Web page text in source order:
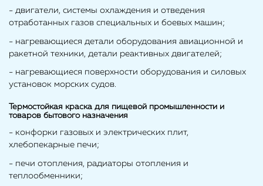
- двигатели, системы охлаждения и отведения
отработанных газов специальных и боевых машин;
- нагревающиеся детали оборудования авиационной и
ракетной техники, детали реактивных двигателей;
- нагревающиеся поверхности оборудования и силовых
установок морских судов.
Термостойкая краска для пищевой промышленности и
товаров бытового назначения
- конфорки газовых и электрических плит,
хлебопекарные печи;
- печи отопления, радиаторы отопления и
теплообменники;